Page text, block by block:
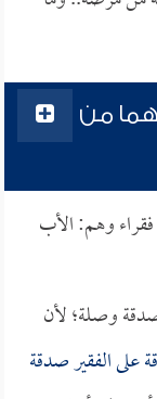
من
فقراء وهم: الأب
وصلة؛ لأن
على الفقير صدقة